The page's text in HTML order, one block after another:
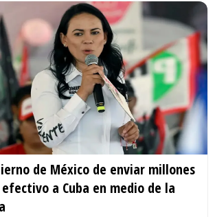
de México de enviar millones
a Cuba en medio de la